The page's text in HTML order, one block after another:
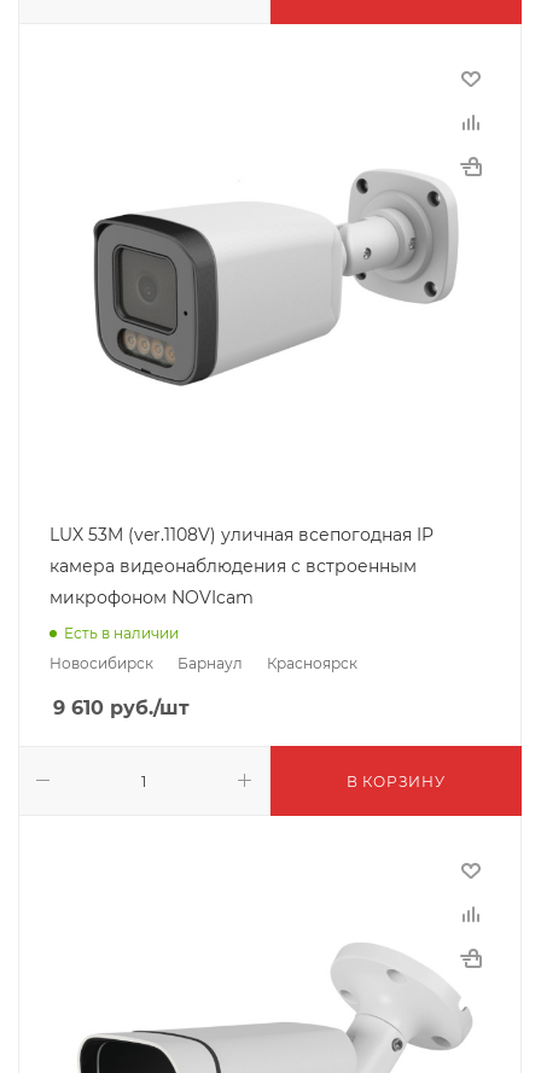
LUX 53M (ver.1108V) уличная всепогодная IP
камера видеонаблюдения с встроенным
микрофоном NOVIcam
Есть в наличии
Новосибирск
Барнаул Красноярск
9 610 руб./шт
В КОРЗИНУ